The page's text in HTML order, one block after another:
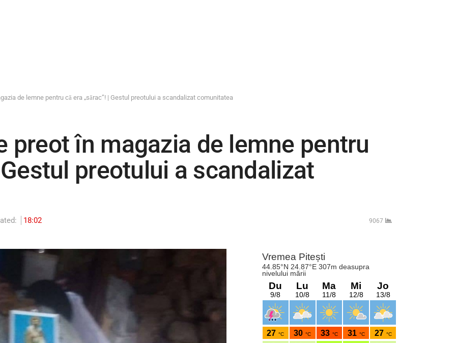
de lemne pentru că era „sărac”! | Gestul preotului a scandalizat comunitatea
preot în magazia de lemne pentru
Gestul preotului a scandalizat
18:02
9067